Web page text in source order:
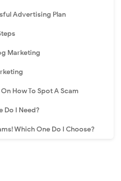
Advertising Plan
Marketing
How To Spot A Scam
Do I Need?
Which One Do I Choose?